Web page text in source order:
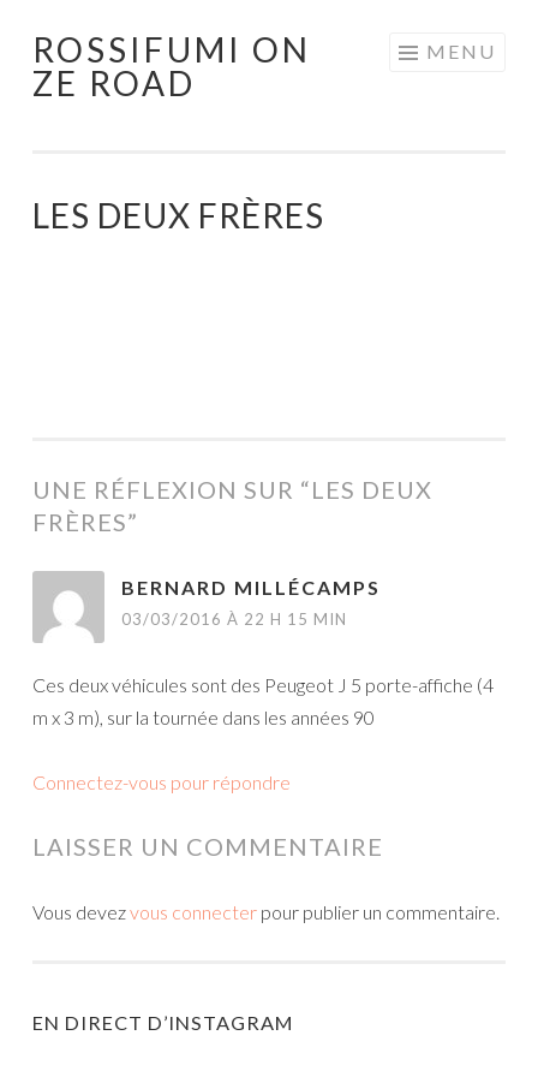
Aller
au
ROSSIFUMI ON
ZE ROAD
MENU
LES DEUX FRÈRES
UNE RÉFLEXION SUR “LES DEUX
FRÈRES”
BERNARD MILLÉCAMPS
03/03/2016 À 22 H 15 MIN
Ces deux véhicules sont des Peugeot J 5 porte-affiche (4
m x 3 m), sur la tournée dans les années 90
Connectez-vous pour répondre
LAISSER UN COMMENTAIRE
Vous devezvous connecter pour publier un commentaire.
EN DIRECT D’INSTAGRAM